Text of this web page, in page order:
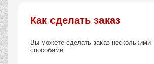
Как сделать заказ
Вы можете сделать заказ несколькими
способами: